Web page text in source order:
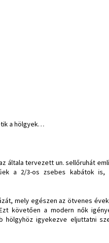
a hölgyek…
általa tervezett un. sellőruhát
a 2/3-os zsebes kabátok is,
mely egészen az ötvenes
követően a modern nők
igyekezve eljuttatni